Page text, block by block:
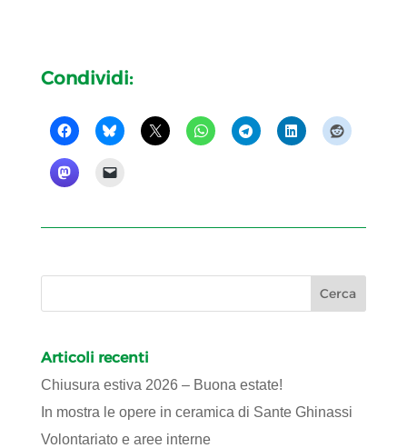
Condividi:
Articoli recenti
Chiusura estiva 2026 – Buona estate!
In mostra le opere in ceramica di Sante Ghinassi
Volontariato e aree interne